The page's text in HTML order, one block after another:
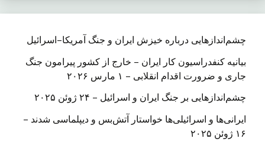
چشم‌اندازهایی درباره خیزش ایران و جنگ آمریکا–اسرائیل
بیانیه کنفدراسیون کار ایران – خارج از کشور پیرامون جنگ
جاری و ضرورت اقدام انقلابی – ۱ مارس ۲۰۲۶
چشم‌اندازهایی بر جنگ ایران و اسرائیل – ۲۴ ژوئن ۲۰۲۵
ایرانی‌ها و اسرائیلی‌ها خواستار آتش‌بس و دیپلماسی شدند –
۱۶ ژوئن ۲۰۲۵